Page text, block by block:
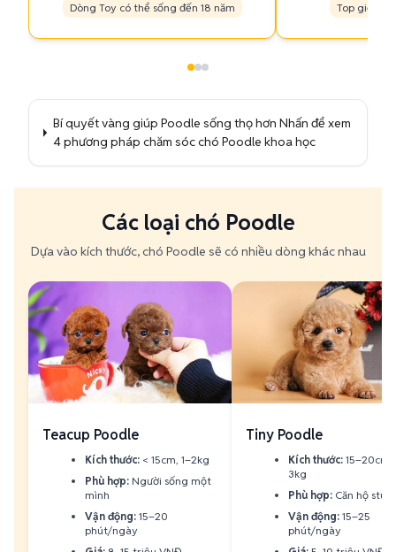
Dòng Toy có thể sống đến 18 năm
Top giống
Bí quyết vàng giúp Poodle sống thọ hơn Nhấn để xem
4 phương pháp chăm sóc chó Poodle khoa học
Các loại chó Poodle
Dựa vào kích thước, chó Poodle sẽ có nhiều dòng khác nhau
Teacup Poodle
Kích thước: < 15cm, 1–2kg
Phù hợp: Người sống một
mình
Vận động: 15–20
phút/ngày
Tiny Poodle
Kích thước: 15–20cm,
3kg
Phù hợp: Căn hộ
Vận động: 15–25
phút/ngày